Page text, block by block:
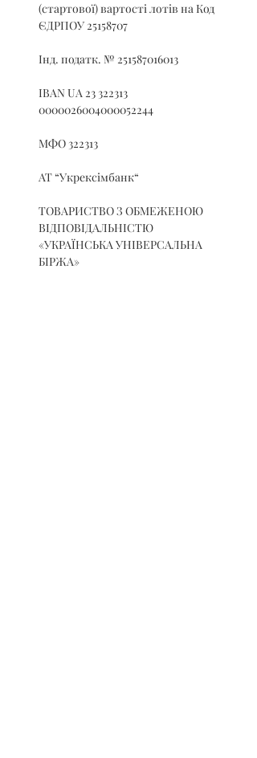
(стартової) вартості лотів на Код
ЄДРПОУ 25158707
Інд. податк. № 251587016013
IBAN UA 23 322313
0000026004000052244
МФО 322313
АТ “Укрексімбанк“
ТОВАРИСТВО З ОБМЕЖЕНОЮ
ВІДПОВІДАЛЬНІСТЮ
«УКРАЇНСЬКА УНІВЕРСАЛЬНА
БІРЖА»